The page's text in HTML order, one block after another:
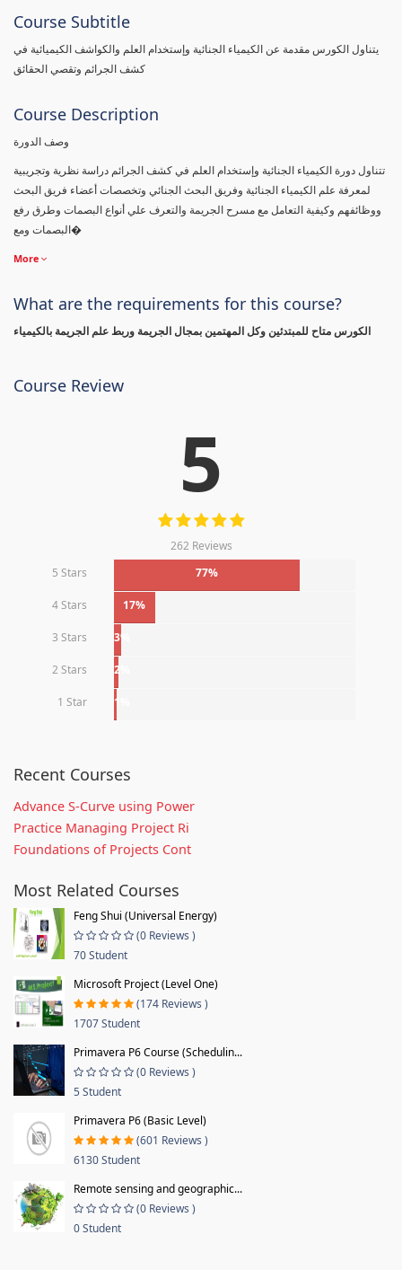
Course Subtitle
يتناول الكورس مقدمة عن الكيمياء الجنائية وإستخدام العلم والكواشف الكيميائية في
كشف الجرائم وتقصي الحقائق
Course Description
وصف الدورة
تتناول دورة الكيمياء الجنائية وإستخدام العلم في كشف الجرائم دراسة نظرية وتجريبية
لمعرفة علم الكيمياء الجنائية وفريق البحث الجنائي وتخصصات أعضاء فريق البحث
ووظائفهم وكيفية التعامل مع مسرح الجريمة والتعرف علي أنواع البصمات وطرق رفع
البصمات ومع�
More
What are the requirements for this course?
الكورس متاح للمبتدئين وكل المهتمين بمجال الجريمة وربط علم الجريمة بالكيمياء
Course Review
5
262 Reviews
5 Stars
77%
4 Stars 17%
3 Stars 3%
2 Stars 2%
1 Star 1%
Recent Courses
Advance S-Curve using Power
Practice Managing Project Ri
Foundations of Projects Cont
Most Related Courses
Feng Shui (Universal Energy)
(0 Reviews )
70 Student
Microsoft Project (Level One)
(174 Reviews )
1707 Student
Primavera P6 Course (Schedulin...
(0 Reviews )
5 Student
Primavera P6 (Basic Level)
(601 Reviews )
6130 Student
Remote sensing and geographic...
(0 Reviews )
0 Student